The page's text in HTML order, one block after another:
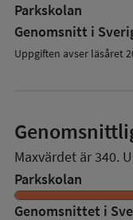
Parkskolan
Genomsnitt i
Uppgiften avser läsåret
Maxvärdet är 340.
Parkskolan
Genomsnittet i